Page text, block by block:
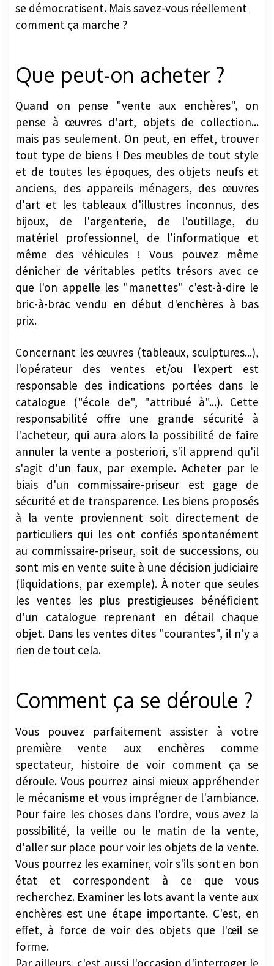
se démocratisent. Mais savez-vous réellement
comment ça marche ?
Que peut-on acheter ?
Quand on pense "vente aux enchères", on
pense à œuvres d'art, objets de collection...
mais pas seulement. On peut, en effet, trouver
tout type de biens ! Des meubles de tout style
et de toutes les époques, des objets neufs et
anciens, des appareils ménagers, des œuvres
d'art et les tableaux d'illustres inconnus, des
bijoux, de l'argenterie, de l'outillage, du
matériel professionnel, de l'informatique et
même des véhicules ! Vous pouvez même
dénicher de véritables petits trésors avec ce
que l'on appelle les "manettes" c'est-à-dire le
bric-à-brac vendu en début d'enchères à bas
prix.
Concernant les œuvres (tableaux, sculptures...),
l'opérateur des ventes et/ou l'expert est
responsable des indications portées dans le
catalogue ("école de", "attribué à"...). Cette
responsabilité offre une grande sécurité à
l'acheteur, qui aura alors la possibilité de faire
annuler la vente a posteriori, s'il apprend qu'il
s'agit d'un faux, par exemple. Acheter par le
biais d'un commissaire-priseur est gage de
sécurité et de transparence. Les biens proposés
à la vente proviennent soit directement de
particuliers qui les ont confiés spontanément
au commissaire-priseur, soit de successions, ou
sont mis en vente suite à une décision judiciaire
(liquidations, par exemple). À noter que seules
les ventes les plus prestigieuses bénéficient
d'un catalogue reprenant en détail chaque
objet. Dans les ventes dites "courantes", il n'y a
rien de tout cela.
Comment ça se déroule ?
Vous pouvez parfaitement assister à votre
première vente aux enchères comme
spectateur, histoire de voir comment ça se
déroule. Vous pourrez ainsi mieux appréhender
le mécanisme et vous imprégner de l'ambiance.
Pour faire les choses dans l'ordre, vous avez la
possibilité, la veille ou le matin de la vente,
d'aller sur place pour voir les objets de la vente.
Vous pourrez les examiner, voir s'ils sont en bon
état et correspondent à ce que vous
recherchez. Examiner les lots avant la vente aux
enchères est une étape importante. C'est, en
effet, à force de voir des objets que l'œil se
forme.
Par ailleurs, c'est aussi l'occasion d'interroger le